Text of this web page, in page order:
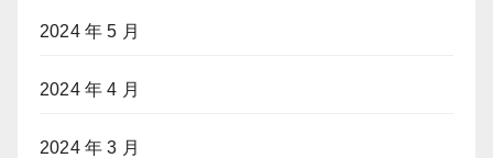
2024 年 5 月
2024 年 4 月
2024 年 3 月